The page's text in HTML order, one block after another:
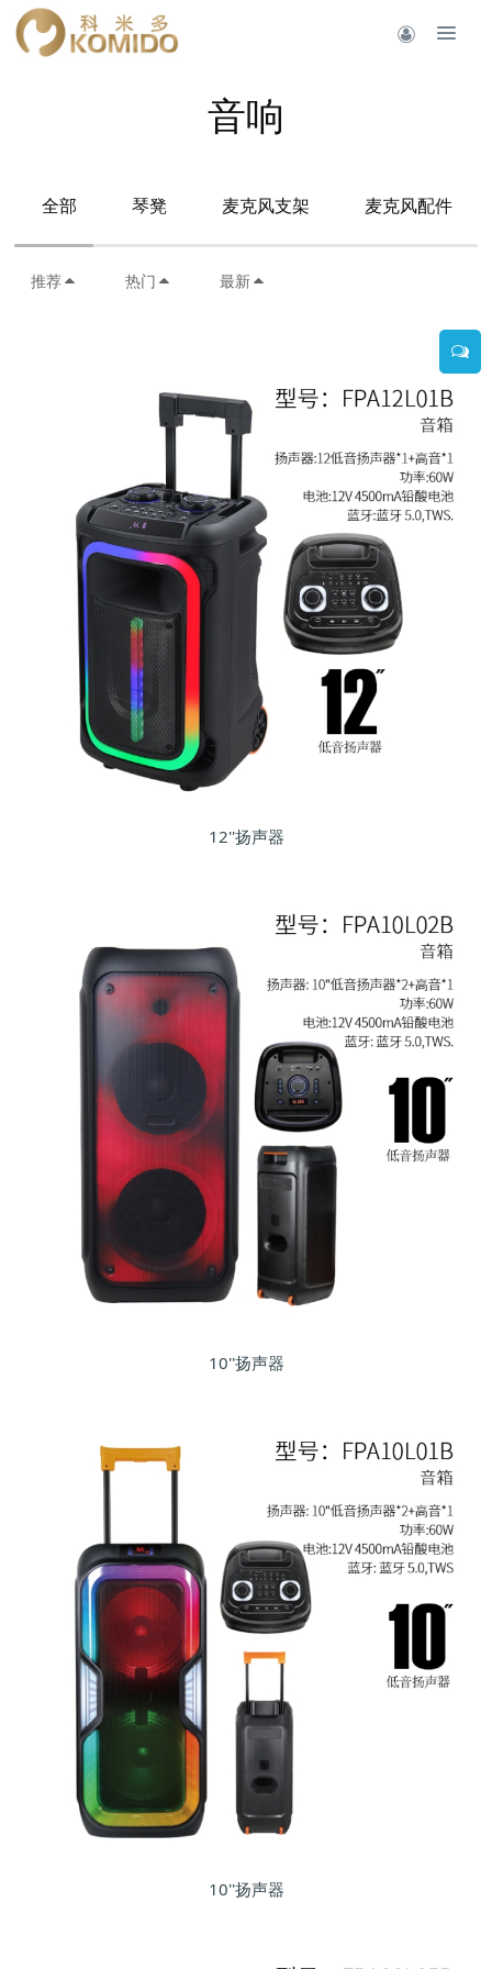
音响
全部 琴凳 麦克风支架 麦克风配件
推荐 热门 最新
12''扬声器
10''扬声器
10''扬声器